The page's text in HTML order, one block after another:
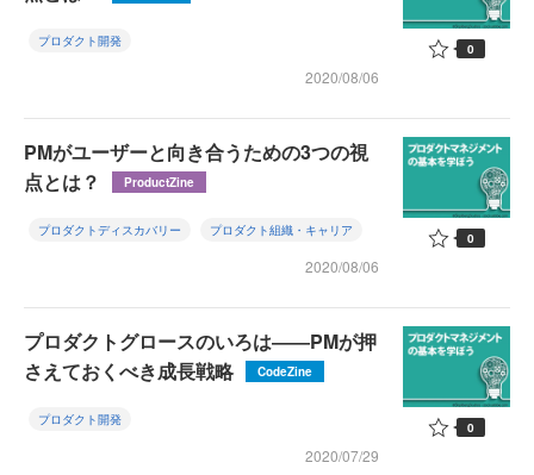
プロダクト開発
2020/08/06
0
PMがユーザーと向き合うための3つの視
点とは？
ProductZine
プロダクトディスカバリー プロダクト組織・キャリア
2020/08/06
0
プロダクトグロースのいろは――PMが押
さえておくべき成長戦略
CodeZine
プロダクト開発
2020/07/29
0